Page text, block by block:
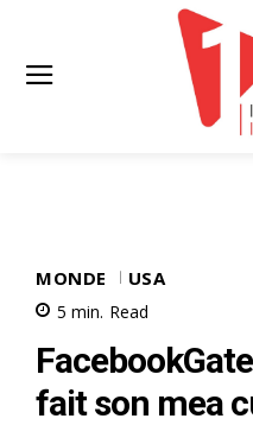
MONDE USA
5 min. Read
fait son mea